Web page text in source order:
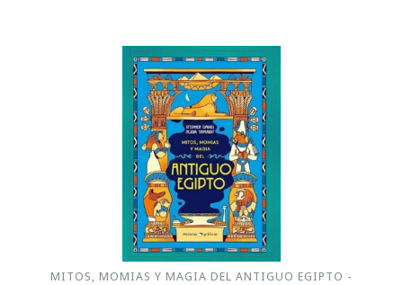
MITOS, MOMIAS Y MAGIA DEL ANTIGUO EGIPTO -